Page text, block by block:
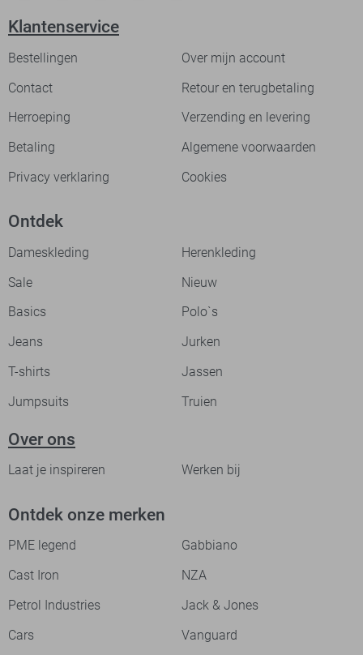
Klantenservice
Bestellingen
Over mijn account
Contact
Retour en terugbetaling
Herroeping
Verzending en levering
Betaling
Algemene voorwaarden
Privacy verklaring
Cookies
Ontdek
Dameskleding
Herenkleding
Sale
Nieuw
Basics
Polo`s
Jeans
Jurken
T-shirts
Jassen
Jumpsuits
Truien
Over ons
Laat je inspireren Werken bij
Ontdek onze merken
PME legend
Gabbiano
Cast Iron
NZA
Petrol Industries
Jack & Jones
Cars
Vanguard